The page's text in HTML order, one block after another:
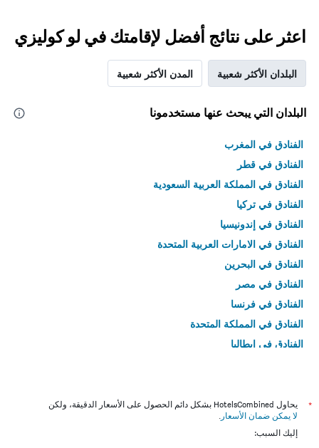
اعثر على نتائج أفضل لإقامتك في لو كوليزي
البلدان الأكثر شعبية المدن الأكثر شعبية
البلدان التي يبحث عنها مستخدمونا
الفنادق في المغرب
الفنادق في قطر
الفنادق في المملكة العربية السعودية
الفنادق في تركيا
الفنادق في إندونيسيا
الفنادق في الامارات العربية المتحدة
الفنادق في البحرين
الفنادق في مصر
الفنادق في فرنسا
الفنادق في المملكة المتحدة
الفنادق في إيطاليا
*
يحاول HotelsCombined بشكل دائم الحصول على الأسعار الدقيقة، ولكن
لا يمكن ضمان الأسعار .
إليك السبب: